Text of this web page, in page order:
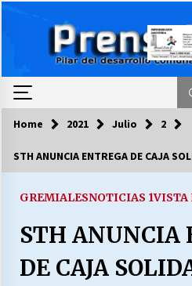
COLUMNISTA
cuándo van a
HISTORIA
Home 2021 Julio 2
STH ANUNCIA ENTREGA DE CAJA
GREMIALESNOTICIAS 1VISTA
STH ANUNCIA
DE CAJA